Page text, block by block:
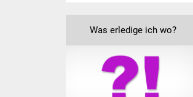
Europaweite
Beschränkte
Was erledige ich wo?